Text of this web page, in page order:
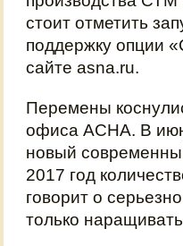
стоит отметить
поддержку опции
сайте asna.ru.
Перемены
офиса АСНА. В
новый
2017 год
говорит о
только